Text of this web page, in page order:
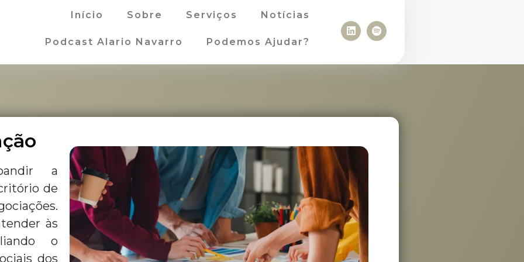
Início Sobre Serviços Notícias
Podcast Alario Navarro Podemos Ajudar?
a
de
às
o
dos